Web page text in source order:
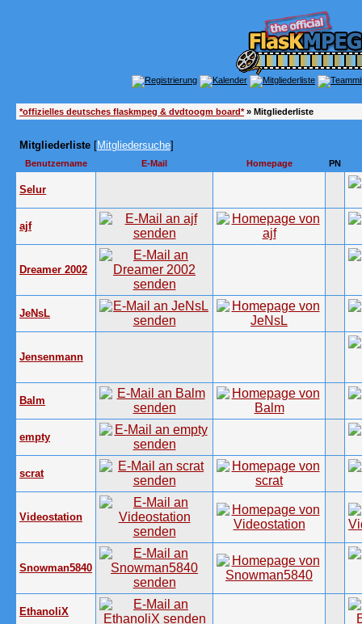
*offizielles deutsches flaskmpeg & dvdtoogm board*» Mitgliederliste
Mitgliederliste [Mitgliedersuche]
Benutzername E-Mail Homepage PN
Selur
ajf
Dreamer 2002
JeNsL
Jensenmann
Balm
empty
scrat
Videostation
Snowman5840
EthanoliX